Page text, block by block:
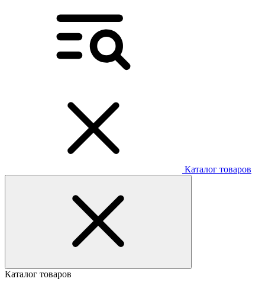
Каталог товаров
Каталог товаров